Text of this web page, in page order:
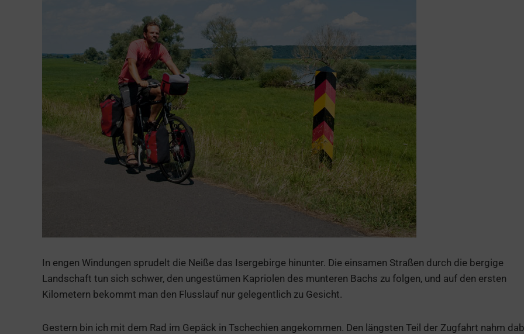
In engen Windungen sprudelt die Neiße das Isergebirge hinunter. Die einsamen Straßen durch die bergige
Landschaft tun sich schwer, den ungestümen Kapriolen des munteren Bachs zu folgen, und auf den ersten
Kilometern bekommt man den Flusslauf nur gelegentlich zu Gesicht.
Gestern bin ich mit dem Rad im Gepäck in Tschechien angekommen. Den längsten Teil der Zugfahrt nahm